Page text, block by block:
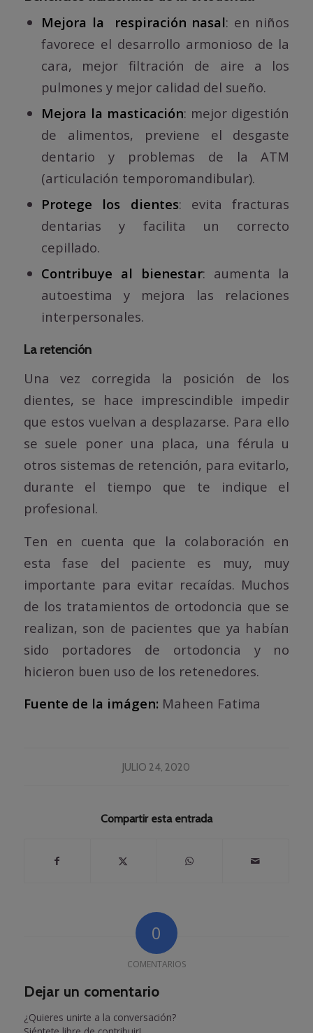
Mejora la respiración nasal: en niños
favorece el desarrollo armonioso de la
cara, mejor filtración de aire a los
pulmones y mejor calidad del sueño.
Mejora la masticación: mejor digestión
de alimentos, previene el desgaste
dentario y problemas de la ATM
(articulación temporomandibular).
Protege los dientes: evita fracturas
dentarias y facilita un correcto
cepillado.
Contribuye al bienestar: aumenta la
autoestima y mejora las relaciones
interpersonales.
La retención
Una vez corregida la posición de los
dientes, se hace imprescindible impedir
que estos vuelvan a desplazarse. Para ello
se suele poner una placa, una férula u
otros sistemas de retención, para evitarlo,
durante el tiempo que te indique el
profesional.
Ten en cuenta que la colaboración en
esta fase del paciente es muy, muy
importante para evitar recaídas. Muchos
de los tratamientos de ortodoncia que se
realizan, son de pacientes que ya habían
sido portadores de ortodoncia y no
hicieron buen uso de los retenedores.
Fuente de la imágen: Maheen Fatima
JULIO 24, 2020
Compartir esta entrada
0
COMENTARIOS
Dejar un comentario
¿Quieres unirte a la conversación?